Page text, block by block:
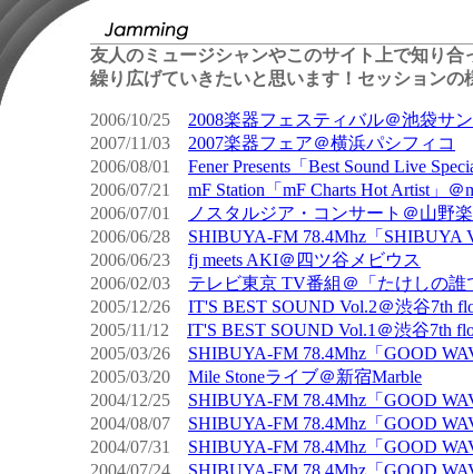
友人のミュージシャンやこのサイト上で知り合
繰り広げていきたいと思います！セッションの
2006/10/25 2008楽器フェスティバル＠池袋サ
2007/11/03 2007楽器フェア＠横浜パシフィコ
2006/08/01 Fener Presents「Best Sound Live
2006/07/21 mF Station「mF Charts Hot Artist」＠
2006/07/01
ノスタルジア・コンサート＠山野楽
2006/06/28 SHIBUYA-FM 78.4Mhz「SHIBUYA
2006/06/23 fj meets AKI＠四ツ谷メビウス
2006/02/03 テレビ東京 TV番組＠「たけしの誰
2005/12/26 IT'S BEST SOUND Vol.2＠渋谷7th
2005/11/12 IT'S BEST SOUND Vol.1＠渋谷7th
2005/03/26 SHIBUYA-FM 78.4Mhz「GOOD
2005/03/20 Mile Stoneライブ＠新宿Marble
2004/12/25 SHIBUYA-FM 78.4Mhz「GOOD
2004/08/07 SHIBUYA-FM 78.4Mhz「GOOD
2004/07/31 SHIBUYA-FM 78.4Mhz「GOOD
2004/07/24 SHIBUYA-FM 78.4Mhz「GOOD